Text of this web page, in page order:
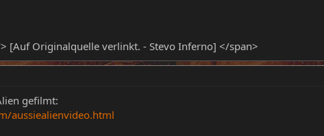
[Auf Originalquelle verlinkt. - Stevo Inferno] </span>
gefilmt:
aussiealienvideo.html